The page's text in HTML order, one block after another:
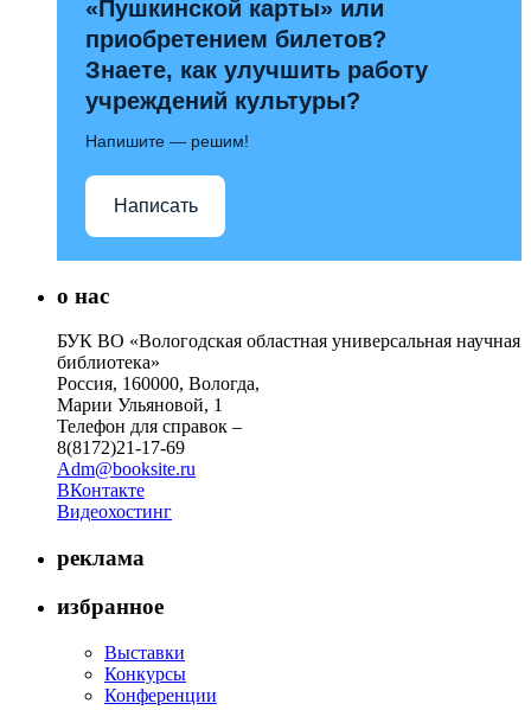
«Пушкинской карты» или
приобретением билетов?
Знаете, как улучшить работу
учреждений культуры?
Напишите — решим!
Написать
о нас
БУК ВО «Вологодская областная универсальная научная
библиотека»
Россия, 160000, Вологда,
Марии Ульяновой, 1
Телефон для справок –
8(8172)21-17-69
Adm@booksite.ru
ВКонтакте
Видеохостинг
реклама
избранное
Выставки
Конкурсы
Конференции